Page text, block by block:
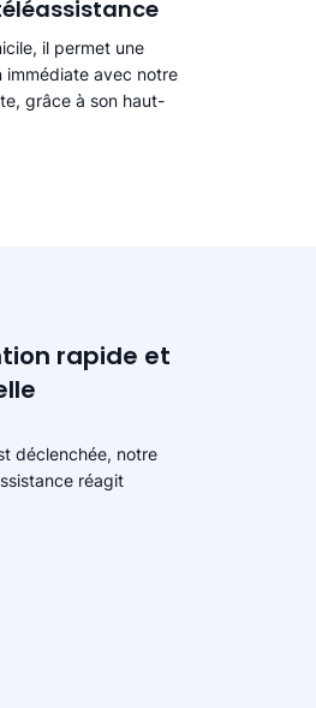
il permet une
immédiate avec notre
grâce à son haut-
rapide et
déclenchée, notre
réagit